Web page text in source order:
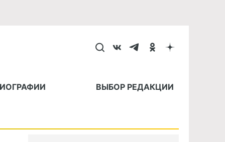
ВЫБОР РЕДАКЦИИ